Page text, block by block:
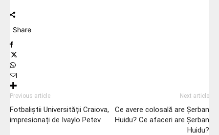
Share
Previous article
Fotbaliștii Universității Craiova,
impresionați de Ivaylo Petev
Next article
Ce avere colosală are Șerban
Huidu? Ce afaceri are Șerban
Huidu?